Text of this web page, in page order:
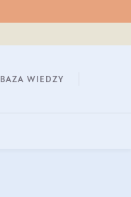
BAZA WIEDZY